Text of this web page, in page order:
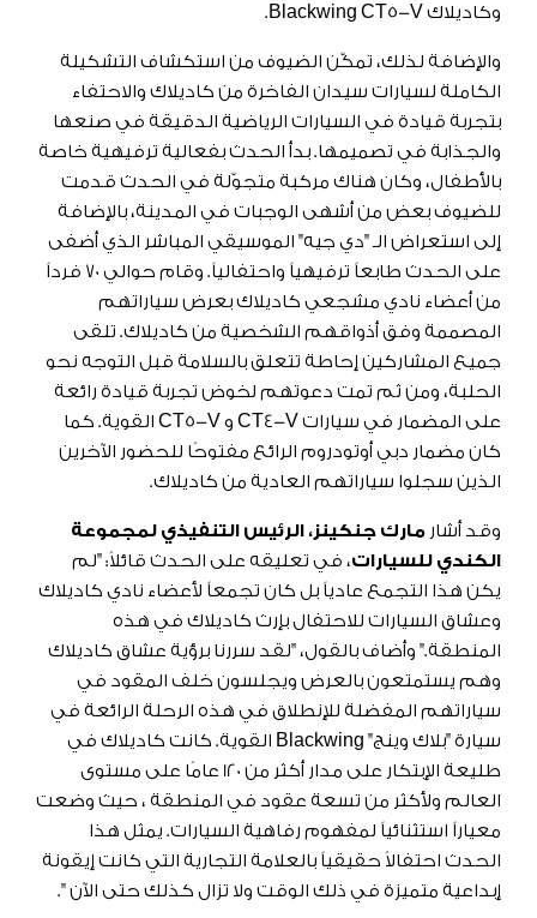
وكاديلاك Blackwing CT5-V.
والإضافة لذلك، تمكّن الضيوف من استكشاف التشكيلة
الكاملة لسيارات سيدان الفاخرة من كاديلاك والاحتفاء
بتجربة قيادة في السيارات الرياضية الدقيقة في صنعها
والجذابة في تصميمها. بدأ الحدث بفعالية ترفيهية خاصة
بالأطفال، وكان هناك مركبة متجوّلة في الحدث قدمت
للضيوف بعض من أشهى الوجبات في المدينة، بالإضافة
إلى استعراض الـ "دي جيه" الموسيقي المباشر الذي أضفى
على الحدث طابعاً ترفيهياً واحتفالياً. وقام حوالي 70 فرداً
من أعضاء نادي مشجعي كاديلاك بعرض سياراتهم
المصممة وفق أذواقهم الشخصية من كاديلاك. تلقى
جميع المشاركين إحاطة تتعلق بالسلامة قبل التوجه نحو
الحلبة، ومن ثم تمت دعوتهم لخوض تجربة قيادة رائعة
على المضمار في سيارات CT4-V و CT5-V القوية. كما
كان مضمار دبي أوتودروم الرائع مفتوحًا للحضور الآخرين
الذين سجلوا سياراتهم العادية من كاديلاك.
وقد أشار مارك جنكينز، الرئيس التنفيذي لمجموعة
الكندي للسيارات، في تعليقه على الحدث قائلاً: "لم
يكن هذا التجمع عادياً بل كان تجمعاً لأعضاء نادي كاديلاك
وعشاق السيارات للاحتفال بإرث كاديلاك في هذه
المنطقة." وأضاف بالقول، "لقد سررنا برؤية عشاق كاديلاك
وهم يستمتعون بالعرض ويجلسون خلف المقود في
سياراتهم المفضلة للإنطلاق في هذه الرحلة الرائعة في
سيارة "بلاك وينج" Blackwing القوية. كانت كاديلاك في
طليعة الإبتكار على مدار أكثر من 120 عامًا على مستوى
العالم ولأكثر من تسعة عقود في المنطقة ، حيث وضعت
معياراً استثنائياً لمفهوم رفاهية السيارات. يمثل هذا
الحدث احتفالاً حقيقياً بالعلامة التجارية التي كانت إيقونة
إبداعية متميزة في ذلك الوقت ولا تزال كذلك حتى الآن ".